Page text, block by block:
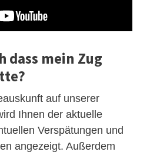
dass mein Zug
auf unserer
Ihnen der aktuelle
Verspätungen und
angezeigt. Außerdem